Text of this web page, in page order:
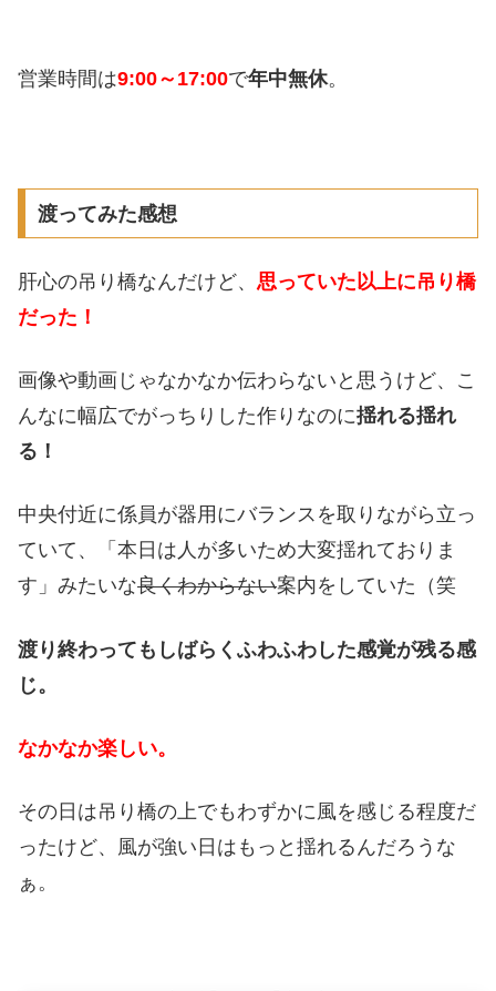
営業時間は9:00～17:00で年中無休。
渡ってみた感想
肝心の吊り橋なんだけど、 思っていた以上に吊り橋
だった！
画像や動画じゃなかなか伝わらないと思うけど、こ
んなに幅広でがっちりした作りなのに揺れる揺れ
る！
中央付近に係員が器用にバランスを取りながら立っ
ていて、「本日は人が多いため大変揺れておりま
す」みたいな良くわからない案内をしていた（笑
渡り終わってもしばらくふわふわした感覚が残る感
じ。
なかなか楽しい。
その日は吊り橋の上でもわずかに風を感じる程度だ
ったけど、風が強い日はもっと揺れるんだろうな
ぁ。